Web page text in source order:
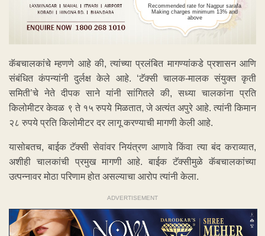
Recommended rate for Nagpur sarafa
Making charges minimum 13% and
above
कॅबचालकांचे म्हणणे आहे की, त्यांच्या प्रलंबित मागण्यांकडे प्रशासन आणि
संबंधित कंपन्यांनी दुर्लक्ष केले आहे. ‘टॅक्सी चालक-मालक संयुक्त कृती
समिती’चे नेते दीपक साने यांनी सांगितले की, सध्या चालकांना प्रति
किलोमीटर केवळ ९ ते १५ रुपये मिळतात, जे अत्यंत अपुरे आहे. त्यांनी किमान
२८ रुपये प्रति किलोमीटर दर लागू करण्याची मागणी केली आहे.
यासोबतच, बाईक टॅक्सी सेवांवर नियंत्रण आणावे किंवा त्या बंद कराव्यात,
अशीही चालकांची प्रमुख मागणी आहे. बाईक टॅक्सीमुळे कॅबचालकांच्या
उत्पन्नावर मोठा परिणाम होत असल्याचा आरोप त्यांनी केला.
ADVERTISEMENT